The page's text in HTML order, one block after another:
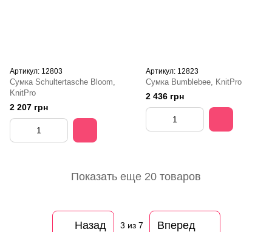
Артикул: 12803
Сумка Schultertasche Bloom,
KnitPro
2 207 грн
Артикул: 12823
Сумка Bumblebee, KnitPro
2 436 грн
Показать еще 20 товаров
Назад 3 из 7 Вперед